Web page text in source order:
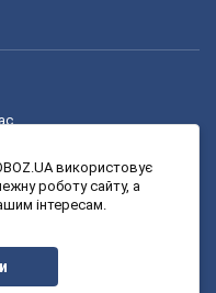
використовує
роботу сайту, а
інтересам.